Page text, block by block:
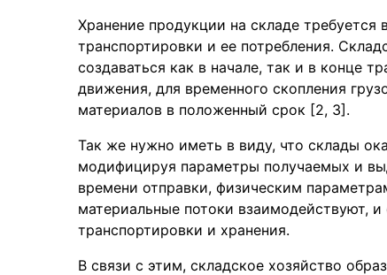
Хранение продукции на складе
транспортировки и ее потребления.
создаваться как в начале, так и в конце
движения, для временного скопления
материалов в положенный срок [2, 3].
Так же нужно иметь в виду, что склады
модифицируя параметры получаемых и
времени отправки, физическим
материальные потоки взаимодействуют,
транспортировки и хранения.
В связи с этим, складское хозяйство